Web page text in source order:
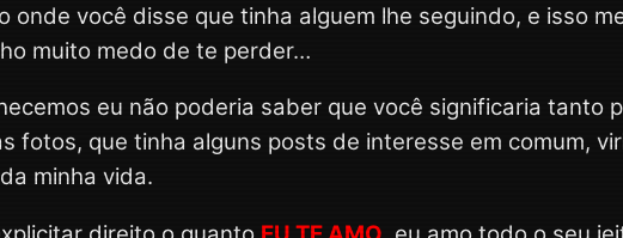
onde você disse que tinha alguem lhe seguindo, e isso
muito medo de te perder…
eu não poderia saber que você significaria tanto
fotos, que tinha alguns posts de interesse em comum,
minha vida.